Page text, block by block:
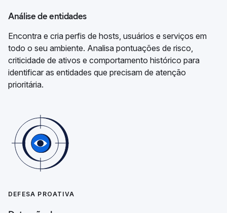
Análise de entidades
Encontra e cria perfis de hosts, usuários e serviços em
todo o seu ambiente. Analisa pontuações de risco,
criticidade de ativos e comportamento histórico para
identificar as entidades que precisam de atenção
prioritária.
DEFESA PROATIVA